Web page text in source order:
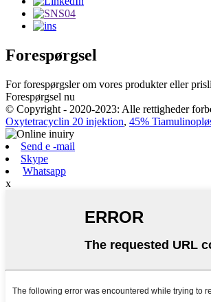
Forespørgsel
For forespørgsler om vores produkter eller
Forespørgsel nu
© Copyright - 2020-2023: Alle rettigheder
Oxytetracyclin 20 injektion, 45%
Send e -mail
Skype
Whatsapp
x